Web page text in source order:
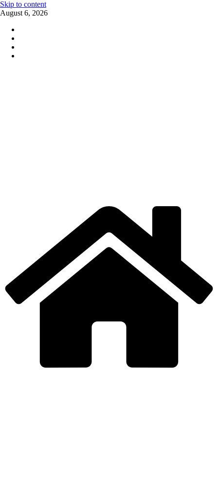
Skip to content
August 6, 2026